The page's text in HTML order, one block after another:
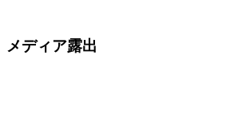
メディア露出